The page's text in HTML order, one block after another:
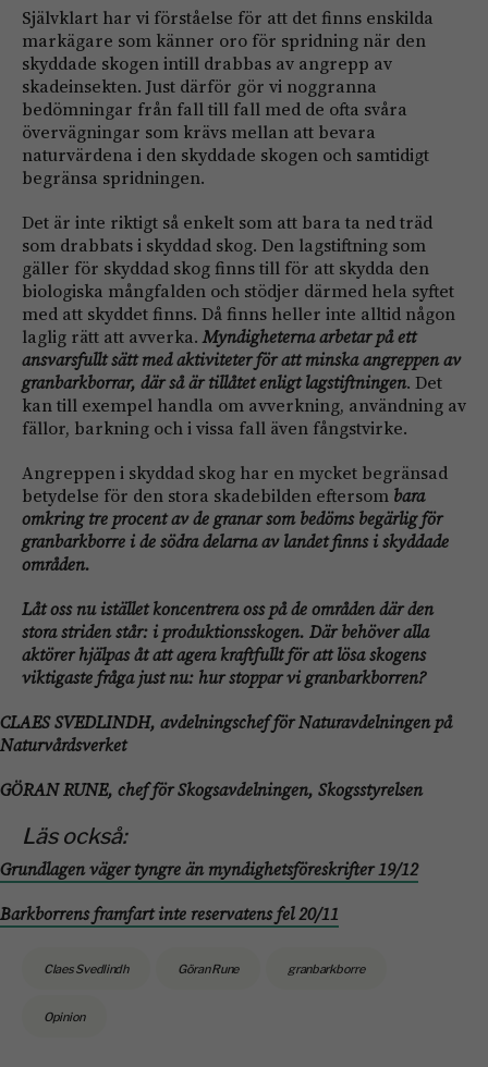
Självklart har vi förståelse för att det finns enskilda
markägare som känner oro för spridning när den
skyddade skogen intill drabbas av angrepp av
skadeinsekten. Just därför gör vi noggranna
bedömningar från fall till fall med de ofta svåra
övervägningar som krävs mellan att bevara
naturvärdena i den skyddade skogen och samtidigt
begränsa spridningen.
Det är inte riktigt så enkelt som att bara ta ned träd
som drabbats i skyddad skog. Den lagstiftning som
gäller för skyddad skog finns till för att skydda den
biologiska mångfalden och stödjer därmed hela syftet
med att skyddet finns. Då finns heller inte alltid någon
laglig rätt att avverka.Myndigheterna arbetar på ett
ansvarsfullt sätt med aktiviteter för att minska angreppen av
granbarkborrar, där så är tillåtet enligt lagstiftningen. Det
kan till exempel handla om avverkning, användning av
fällor, barkning och i vissa fall även fångstvirke.
Angreppen i skyddad skog har en mycket begränsad
betydelse för den stora skadebilden eftersom bara
omkring tre procent av de granar som bedöms begärlig för
granbarkborre i de södra delarna av landet finns i skyddade
områden.
Låt oss nu istället koncentrera oss på de områden där den
stora striden står: i produktionsskogen. Där behöver alla
aktörer hjälpas åt att agera kraftfullt för att lösa skogens
viktigaste fråga just nu: hur stoppar vi granbarkborren?
CLAES SVEDLINDH, avdelningschef för Naturavdelningen på
Naturvårdsverket
GÖRAN RUNE, chef för Skogsavdelningen, Skogsstyrelsen
Läs också:
Grundlagen väger tyngre än myndighetsföreskrifter 19/12
Barkborrens framfart inte reservatens fel 20/11
Claes Svedlindh Göran Rune granbarkborre
Opinion